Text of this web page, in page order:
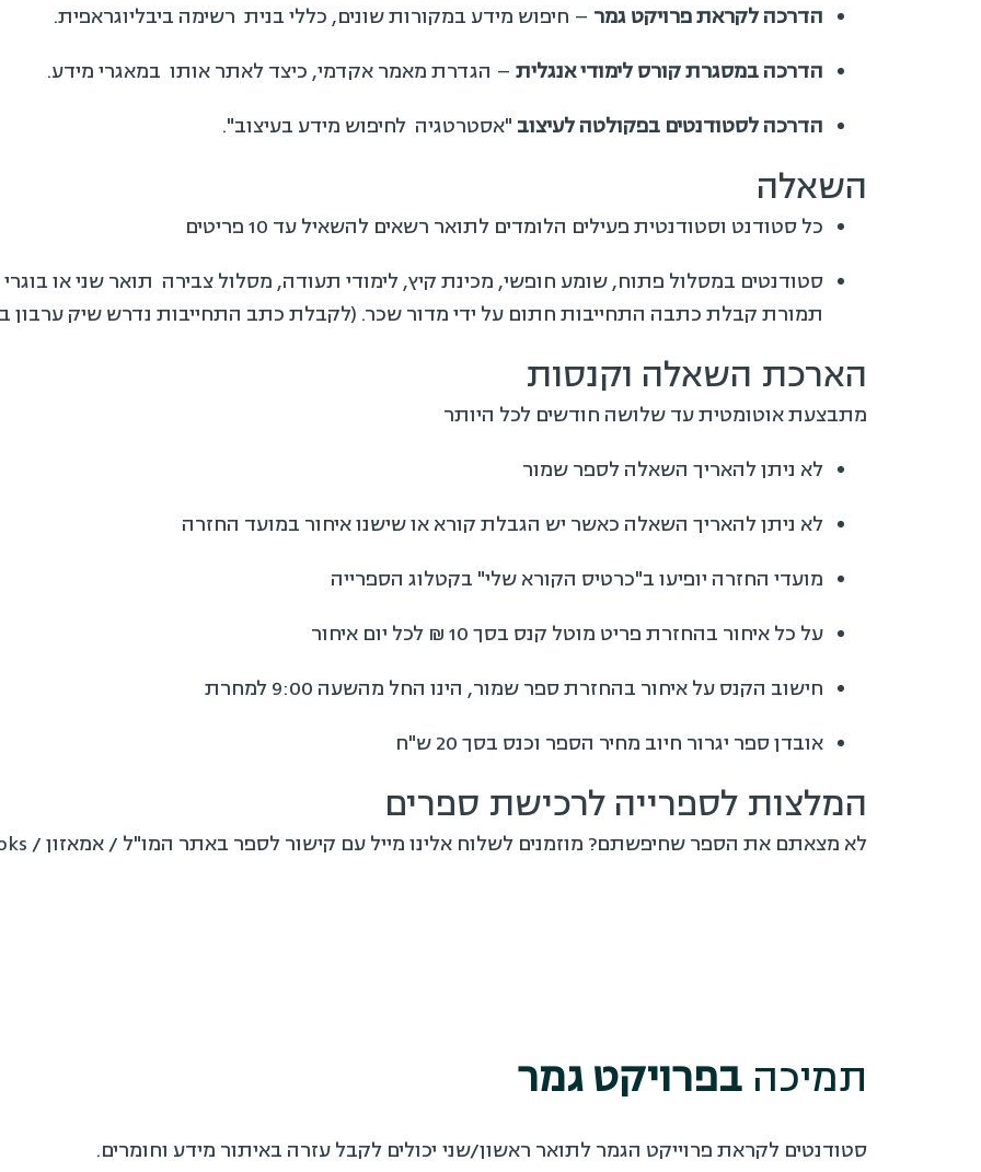
הדרכה לקראת פרויקט גמר – חיפוש מידע במקורות שונים, כללי בנית רשימה ביבליוגראפית.
הדרכה במסגרת קורס לימודי אנגלית – הגדרת מאמר אקדמי, כיצד לאתר אותו במאגרי מידע.
הדרכה לסטודנטים בפקולטה לעיצוב "אסטרטגיה לחיפוש מידע בעיצוב".
השאלה
כל סטודנט וסטודנטית פעילים הלומדים לתואר רשאים להשאיל עד 10 פריטים
סטודנטים במסלול פתוח, שומע חופשי, מכינת קיץ, לימודי תעודה, מסלול צבירה תואר שני או
תמורת קבלת כתבה התחייבות חתום על ידי מדור שכר. (לקבלת כתב התחייבות נדרש שיק ערבון בסך 1,000 ₪ שיופקד במדור שכר
הארכת השאלה וקנסות
מתבצעת אוטומטית עד שלושה חודשים לכל היותר
לא ניתן להאריך השאלה לספר שמור
לא ניתן להאריך השאלה כאשר יש הגבלת קורא או שישנו איחור במועד החזרה
מועדי החזרה יופיעו ב"כרטיס הקורא שלי" בקטלוג הספרייה
על כל איחור בהחזרת פריט מוטל קנס בסך 10 ₪ לכל יום איחור
חישוב הקנס על איחור בהחזרת ספר שמור, הינו החל מהשעה 9:00 למחרת
אובדן ספר יגרור חיוב מחיר הספר וכנס בסך 20 ש"ח
המלצות לספרייה לרכישת ספרים
לא מצאתם את הספר שחיפשתם? מוזמנים לשלוח אלינו מייל עם קישור לספר באתר המו"ל / אמאזון / google books
תמיכהבפרויקט גמר
סטודנטים לקראת פרוייקט הגמר לתואר ראשון/שני יכולים לקבל עזרה באיתור מידע וחומרים.